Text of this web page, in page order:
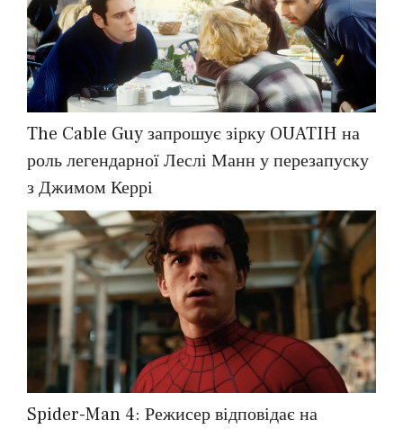
The Cable Guy запрошує зірку OUATIH на
роль легендарної Леслі Манн у перезапуску
з Джимом Керрі
Spider-Man 4: Режисер відповідає на